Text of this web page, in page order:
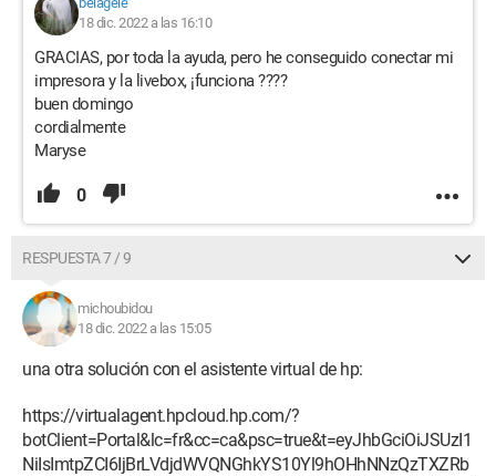
18 dic. 2022 a las 16:10
GRACIAS, por toda la ayuda, pero he conseguido conectar mi
impresora y la livebox, ¡funciona ????
buen domingo
cordialmente
Maryse
0
RESPUESTA 7 / 9
michoubidou
18 dic. 2022 a las 15:05
una otra solución con el asistente virtual de hp:
https://virtualagent.hpcloud.hp.com/?
botClient=Portal&lc=fr&cc=ca&psc=true&t=eyJhbGciOiJSUzI1
NiIsImtpZCI6IjBrLVdjdWVQNGhkYS10Yl9hOHhNNzQzTXZRb